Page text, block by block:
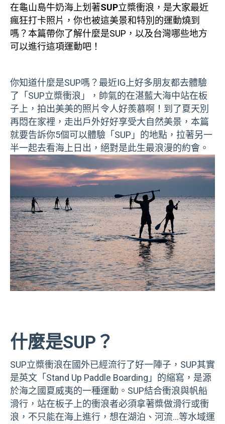
在龜山島牛奶海上划著SUP立槳衝浪，是大家最近
瘋狂打卡照片，你也被這美景和特別的運動燒到
嗎？本篇帶你了解什麼是SUP，以及台灣哪些地方
可以進行這項運動吧！
你知道什麼是SUP嗎？最近IG上好多朋友都去體驗
了「SUP立槳衝浪」，帥氣的在湛藍大海中站在板
子上，拍出美美的照片令人好羨慕啊！到了夏天別
再悶在家裡，走出戶外好好享受大自然美景，本篇
就要告訴你5個可以體驗「SUP」的地點，拉著另一
半一起去看海上日出，絕對是此生最浪漫的約會。
什麼是SUP？
SUP立槳衝浪在國外已經流行了好一陣子，SUP其實
是英文「Stand Up Paddle Boarding」的縮寫，是源
於海之國夏威夷的一種運動。SUP結合衝浪與帆船
滑行，站在板子上的衝浪者必須拿著槳做滑行或衝
浪，不只能在海上進行，想在湖泊、河流…等水域運